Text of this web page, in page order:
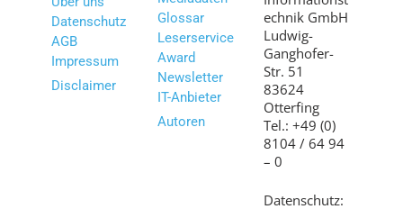
Datenschutz
AGB
Impressum
Disclaimer
Glossar
Leserservice
Award
Newsletter
IT-Anbieter
Autoren
echnik GmbH
Ludwig-
Ganghofer-
Str. 51
83624
Otterfing
Tel.: +49 (0)
8104 / 64 94
– 0
Datenschutz: